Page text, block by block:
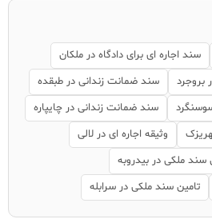
سند اجاره ای برای دادگاه در ملکان
بروجرد
سند ضمانت زندانی در طبقده
سند ضمانت زندانی در چایپاره
وثیقه اجاره ای در لالی
سند ملکی در بیدروبه
تامین سند ملکی در سرابله